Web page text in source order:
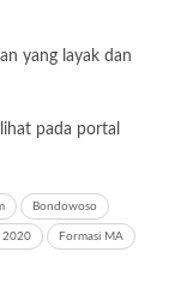
yang layak dan
pada portal
Bondowoso
2020 Formasi MA